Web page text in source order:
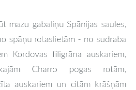
mazu gabaliņu Spānijas saules,
spāņu rotaslietām - no sudraba
Kordovas filigrāna auskariem,
Charro pogas rotām,
auskariem un citām krāšņām